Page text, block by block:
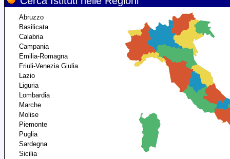
Abruzzo
Basilicata
Calabria
Campania
Emilia-Romagna
Friuli-Venezia Giulia
Lazio
Liguria
Lombardia
Marche
Molise
Piemonte
Puglia
Sardegna
Sicilia